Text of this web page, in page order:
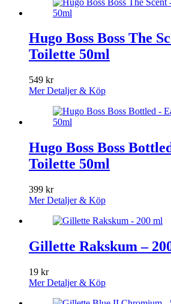
Hugo Boss Boss The
Toilette 50ml
549 kr
Mer Detaljer & Köp
Hugo Boss Boss
Toilette 50ml
399 kr
Mer Detaljer & Köp
Gillette Rakskum –
19 kr
Mer Detaljer & Köp